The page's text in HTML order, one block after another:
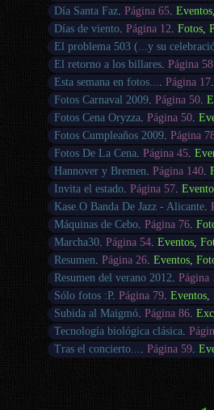
Día Santa Faz. Página 65. Eventos
Días de viento. Página 12 Fotos,
El problema 503 (...y su
El retorno a los billares. Página 58
Esta semana en fotos...
Página 17
Fotos Carnaval 2009. Página 50.
Fotos Cena Oryzza Página 50.
Fotos Cumpleaños 2009. Página
Fotos De La Cena Página 45.
Hannover y Bremen Página 140.
Invita el estado. Página 57.
Kase.O Banda De Jazz - Alicante.
Máquinas de Cebo. Página 76.
Marcha30. Página 54. Eventos,
Resumen Página 26. Eventos,
Resumen del verano 2012 Página
Sólo fotos :P. Página 79. Eventos,
Subida al Maigmó. Página 86.
Tecnología biológica clásica
Tras el concierto...
Página 59.